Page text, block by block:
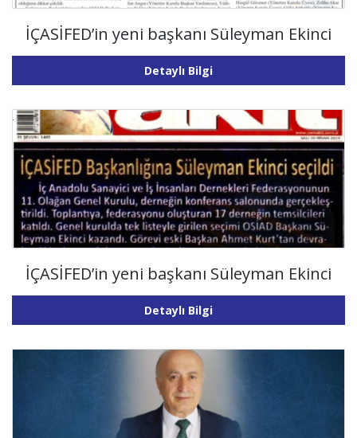
İÇASİFED’in yeni başkanı Süleyman Ekinci
Detaylı Bilgi
İÇASİFED’in yeni başkanı Süleyman Ekinci
Detaylı Bilgi